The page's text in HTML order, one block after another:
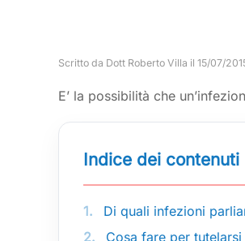
Scritto da Dott Roberto Villa il 15/07/
E’ la possibilità che
Indice dei contenuti
1.
Di quali infezioni
2.
Cosa fare per